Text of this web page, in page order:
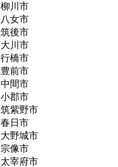
柳川市
八女市
筑後市
大川市
行橋市
豊前市
中間市
小郡市
筑紫野市
春日市
大野城市
宗像市
太宰府市